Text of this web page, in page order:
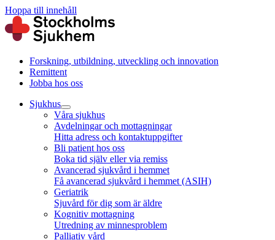
Hoppa till innehåll
Forskning, utbildning, utveckling och innovation
Remittent
Jobba hos oss
Sjukhus
Våra sjukhus
Avdelningar och mottagningar
Hitta adress och kontaktuppgifter
Bli patient hos oss
Boka tid själv eller via remiss
Avancerad sjukvård i hemmet
Få avancerad sjukvård i hemmet (ASIH)
Geriatrik
Sjuvård för dig som är äldre
Kognitiv mottagning
Utredning av minnesproblem
Palliativ vård